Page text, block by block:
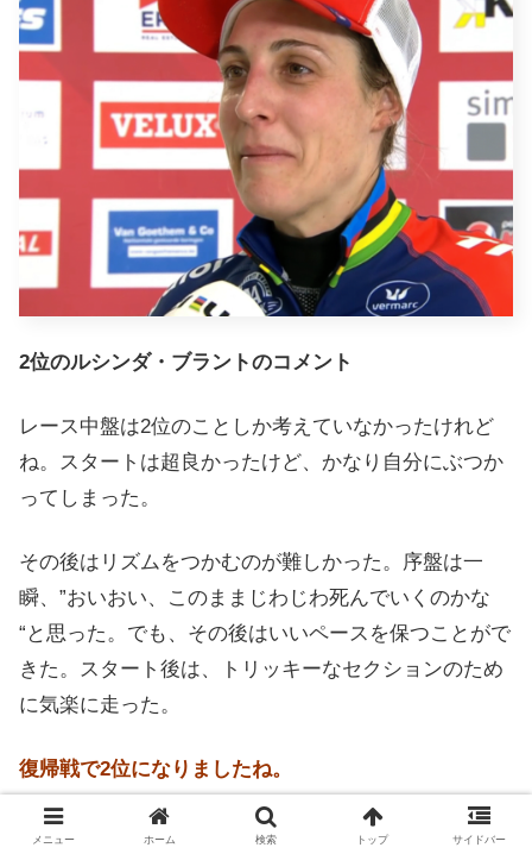
2位のルシンダ・ブラントのコメント
レース中盤は2位のことしか考えていなかったけれど
ね。スタートは超良かったけど、かなり自分にぶつか
ってしまった。
その後はリズムをつかむのが難しかった。序盤は一
瞬、”おいおい、このままじわじわ死んでいくのかな
“と思った。でも、その後はいいペースを保つことがで
きた。スタート後は、トリッキーなセクションのため
に気楽に走った。
復帰戦で2位になりましたね。
本当に超タフなレースだった。スタートは良かったけ
メニュー ホーム 検索 トップ サイドバー